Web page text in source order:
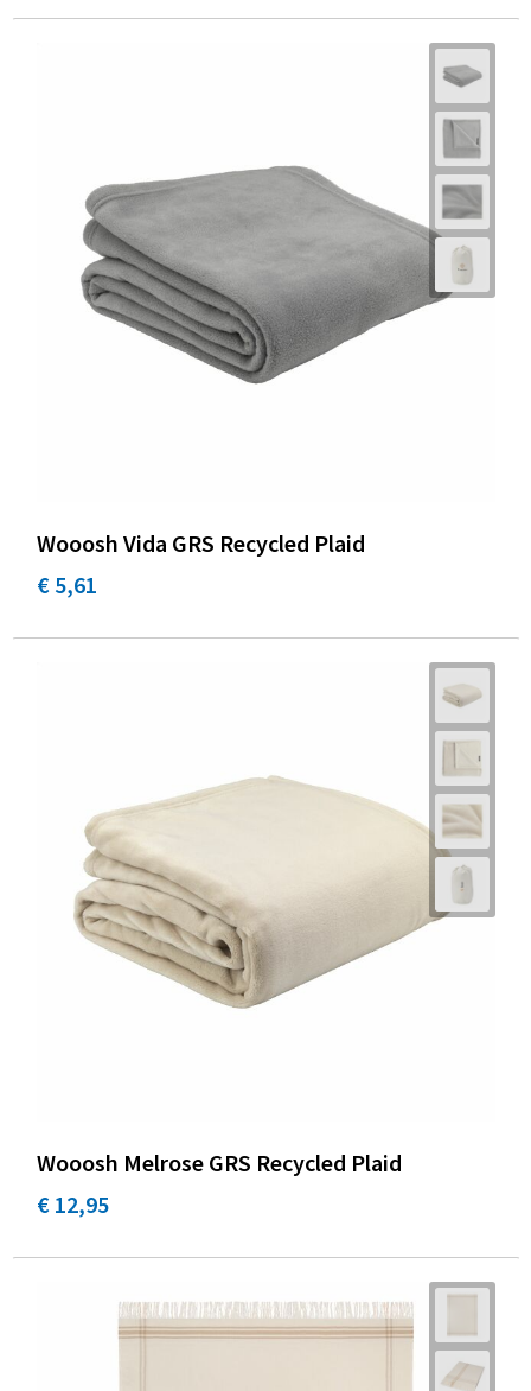
Wooosh Vida GRS Recycled Plaid
€ 5,61
Wooosh Melrose GRS Recycled Plaid
€ 12,95